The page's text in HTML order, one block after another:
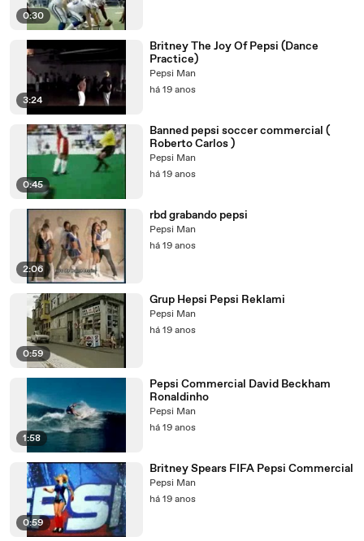
0:30
3:24
Britney The Joy Of Pepsi (Dance
Practice)
Pepsi Man
há 19 anos
0:45
Banned pepsi soccer commercial (
Roberto Carlos )
Pepsi Man
há 19 anos
2:06
rbd grabando pepsi
Pepsi Man
há 19 anos
0:59
Grup Hepsi Pepsi Reklami
Pepsi Man
há 19 anos
1:58
Pepsi Commercial David Beckham
Ronaldinho
Pepsi Man
há 19 anos
0:59
Britney Spears FIFA Pepsi Commercial
Pepsi Man
há 19 anos